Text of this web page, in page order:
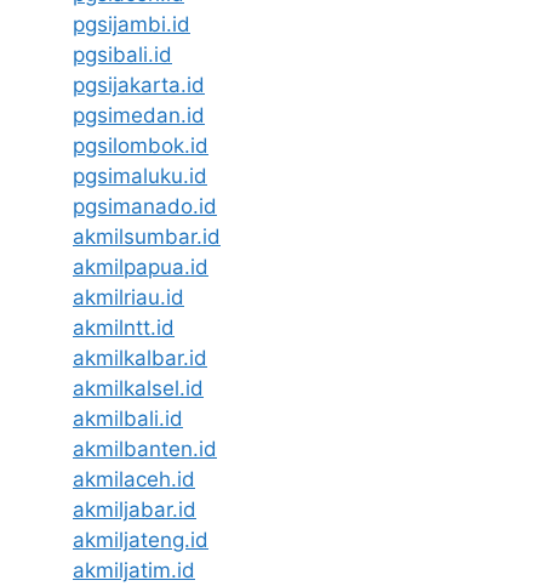
pgsijambi.id
pgsibali.id
pgsijakarta.id
pgsimedan.id
pgsilombok.id
pgsimaluku.id
pgsimanado.id
akmilsumbar.id
akmilpapua.id
akmilriau.id
akmilntt.id
akmilkalbar.id
akmilkalsel.id
akmilbali.id
akmilbanten.id
akmilaceh.id
akmiljabar.id
akmiljateng.id
akmiljatim.id